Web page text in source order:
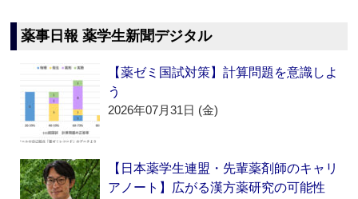
薬事日報 薬学生新聞デジタル
【薬ゼミ国試対策】計算問題を意識しよ
う
2026年07月31日 (金)
【日本薬学生連盟・先輩薬剤師のキャリ
アノート】広がる漢方薬研究の可能性